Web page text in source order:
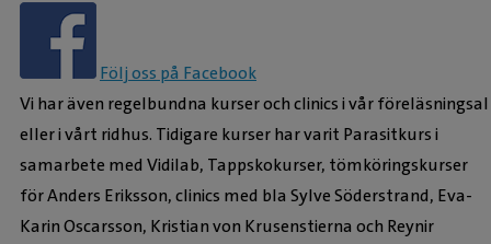
Följ oss på Facebook
Vi har även regelbundna kurser och clinics i vår föreläsningsal
eller i vårt ridhus. Tidigare kurser har varit Parasitkurs i
samarbete med Vidilab, Tappskokurser, tömköringskurser
för Anders Eriksson, clinics med bla Sylve Söderstrand, Eva-
Karin Oscarsson, Kristian von Krusenstierna och Reynir